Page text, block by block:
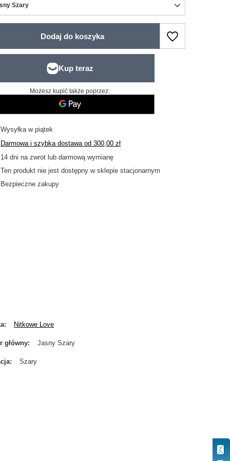
Szary
Dodaj do koszyka
Możesz kupić także poprzez:
Wysyłkaw piątek
Darmowa i szybka dostawaod300,00 zł
14 dni na zwrot lub darmową wymianę
Ten produkt nie jest dostępny w sklepie stacjonarnym
Bezpieczne zakupy
Nitkowe Love
główny Jasny Szary
Szary